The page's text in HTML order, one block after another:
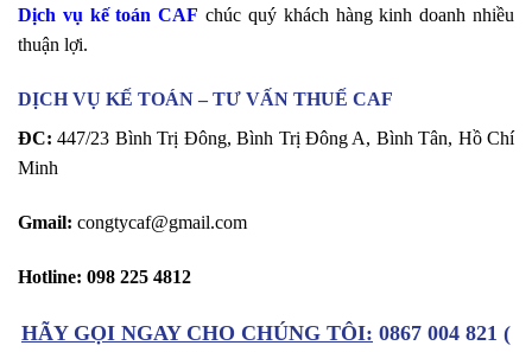
Dịch vụ kế toán CAF chúc quý khách hàng kinh doanh nhiều
thuận lợi.
DỊCH VỤ KẾ TOÁN – TƯ VẤN THUẾ CAF
ĐC: 447/23 Bình Trị Đông, Bình Trị Đông A, Bình Tân, Hồ Chí
Minh
Gmail: congtycaf@gmail.com
Hotline: 098 225 4812
HÃY GỌI NGAY CHO CHÚNG TÔI: 0867 004 821 (